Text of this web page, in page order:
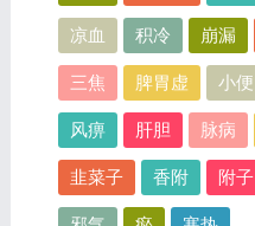
凉血 积冷 崩漏
三焦 脾胃虚 小便
风痹 肝胆 脉病
韭菜子 香附 附子